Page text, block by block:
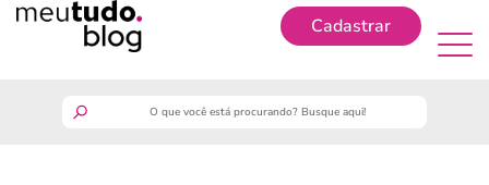
Cadastrar